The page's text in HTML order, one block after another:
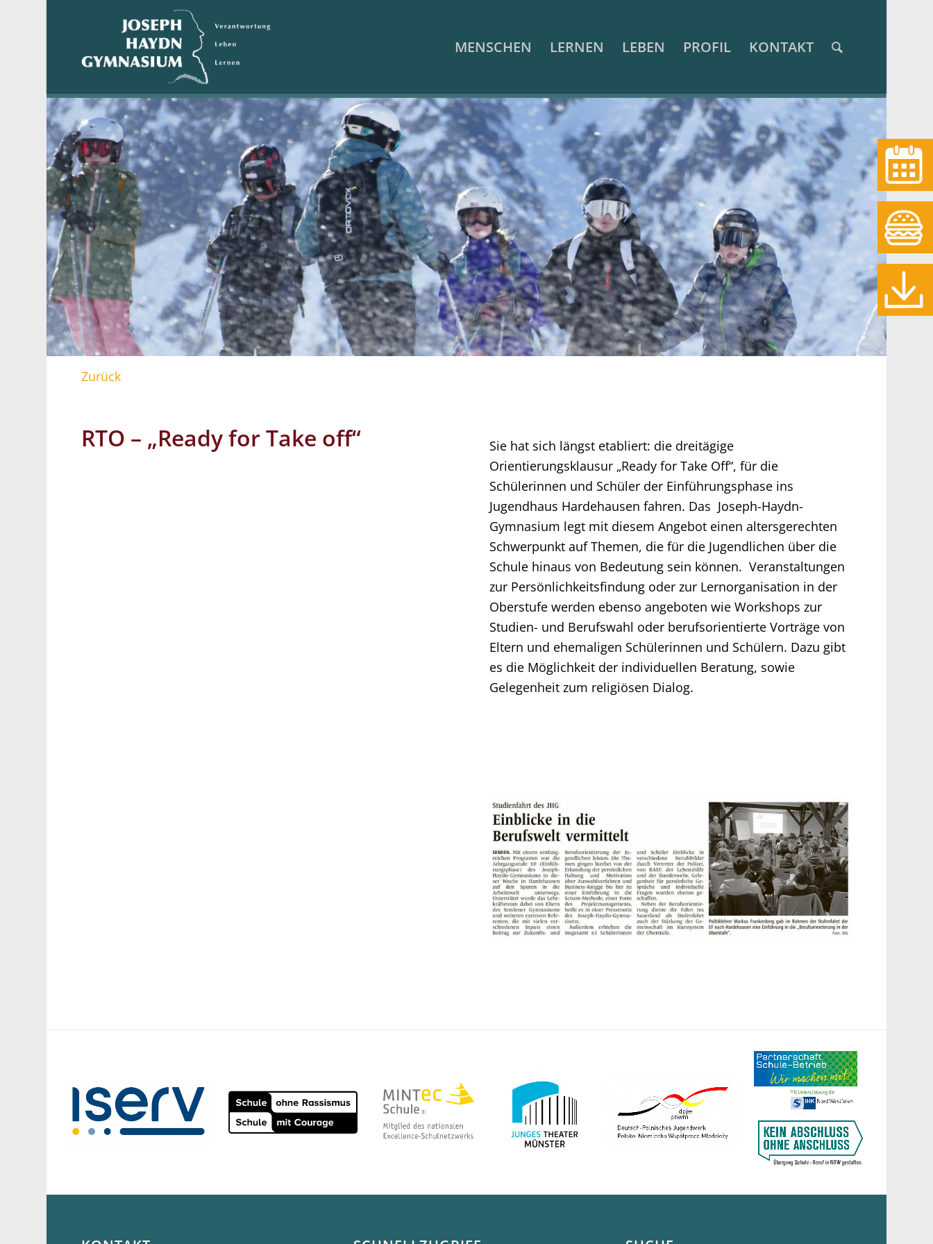
MENSCHEN LERNEN LEBEN PROFIL KONTAKT
Zurück
RTO – „Ready for Take off“
Sie hat sich längst etabliert: die dreitägige
Orientierungsklausur „Ready for Take Off“, für die
Schülerinnen und Schüler der Einführungsphase ins
Jugendhaus Hardehausen fahren. Das Joseph-Haydn-
Gymnasium legt mit diesem Angebot einen altersgerechten
Schwerpunkt auf Themen, die für die Jugendlichen über die
Schule hinaus von Bedeutung sein können. Veranstaltungen
zur Persönlichkeitsfindung oder zur Lernorganisation in der
Oberstufe werden ebenso angeboten wie Workshops zur
Studien- und Berufswahl oder berufsorientierte Vorträge von
Eltern und ehemaligen Schülerinnen und Schülern. Dazu gibt
es die Möglichkeit der individuellen Beratung, sowie
Gelegenheit zum religiösen Dialog.
Termine
Essen
Download